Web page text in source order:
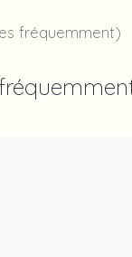
fréquemment)